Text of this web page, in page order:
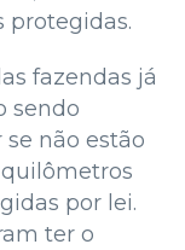
protegidas.
fazendas já
sendo
não estão
por lei.
ter o